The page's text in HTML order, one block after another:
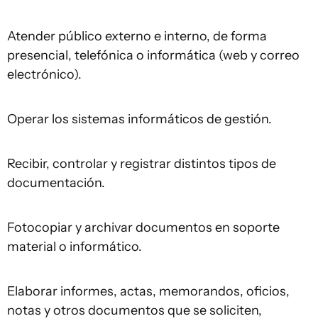
Atender público externo e interno, de forma
presencial, telefónica o informática (web y correo
electrónico).
Operar los sistemas informáticos de gestión.
Recibir, controlar y registrar distintos tipos de
documentación.
Fotocopiar y archivar documentos en soporte
material o informático.
Elaborar informes, actas, memorandos, oficios,
notas y otros documentos que se soliciten,